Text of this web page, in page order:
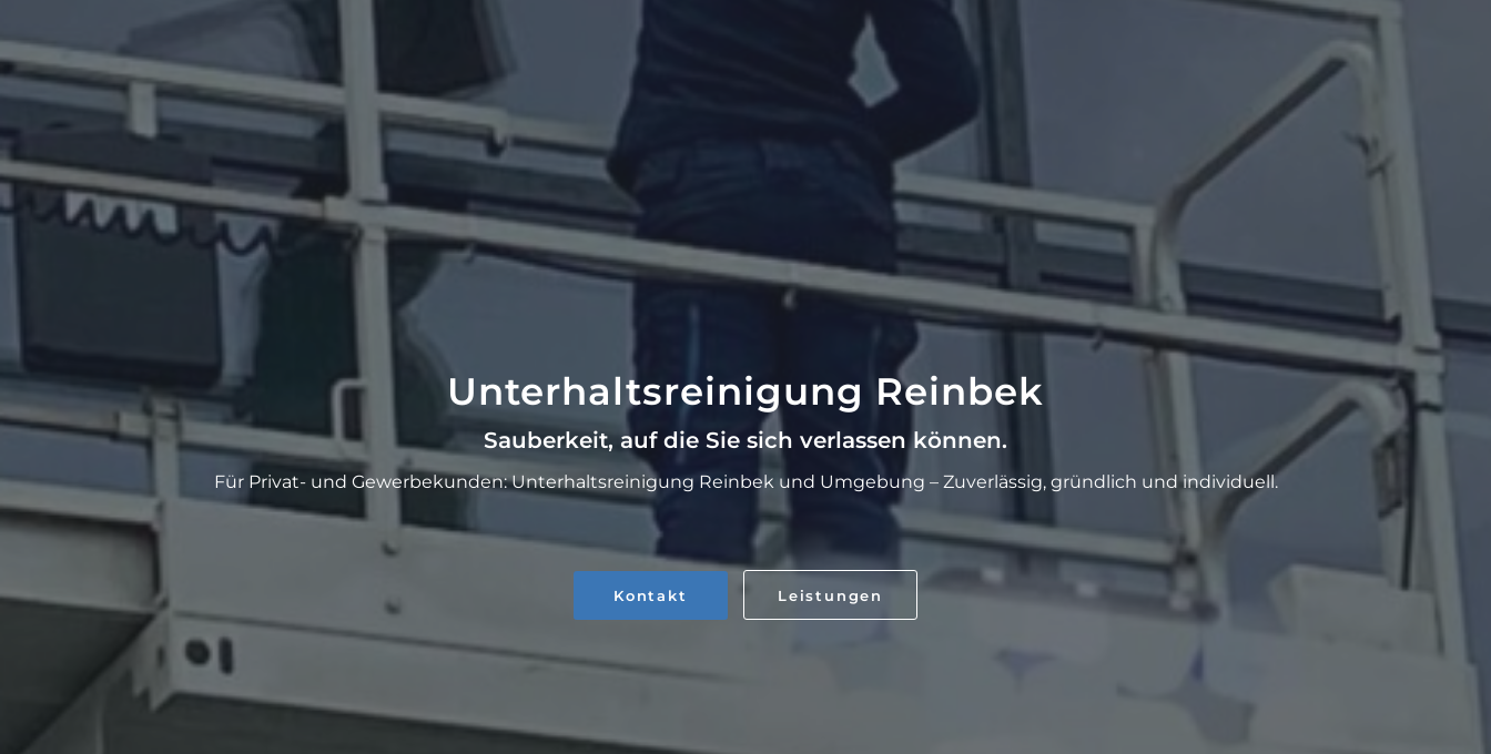
Unterhaltsreinigung Reinbek
Sauberkeit, auf die Sie sich verlassen können.
Für Privat- und Gewerbekunden: Unterhaltsreinigung Reinbek und Umgebung – Zuverlässig, gründlich und individuell.
Kontakt Leistungen